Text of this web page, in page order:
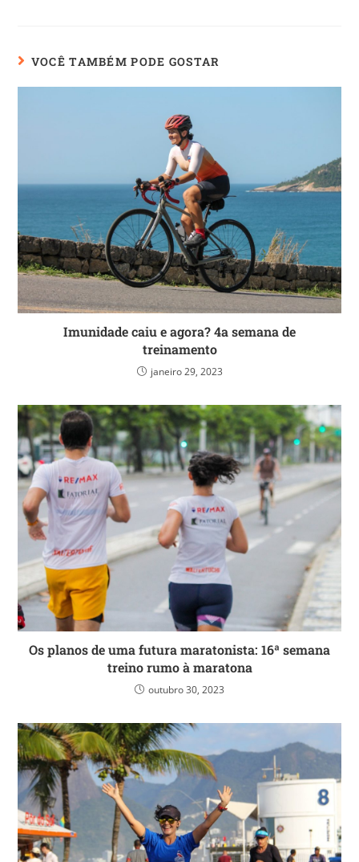
VOCÊ TAMBÉM PODE GOSTAR
Imunidade caiu e agora? 4a semana de
treinamento
janeiro 29, 2023
Os planos de uma futura maratonista: 16ª semana
treino rumo à maratona
outubro 30, 2023